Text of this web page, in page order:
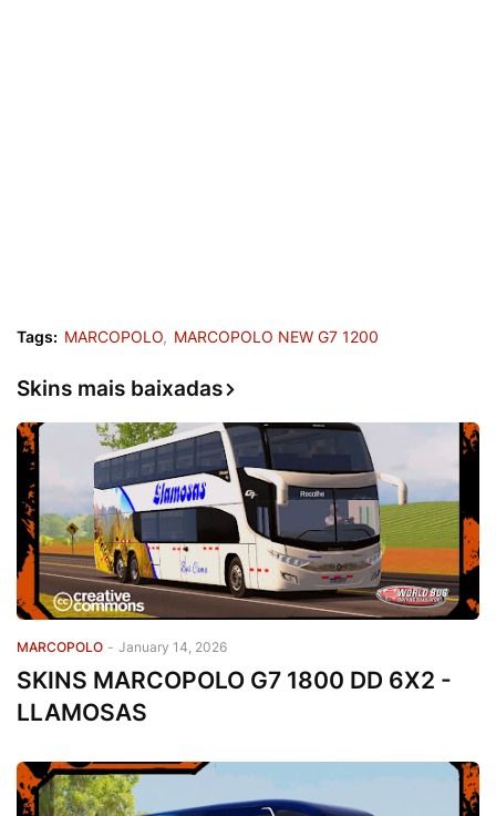
Tags: MARCOPOLO MARCOPOLO NEW G7 1200
Skins mais baixadas
MARCOPOLO - January 14, 2026
SKINS MARCOPOLO G7 1800 DD 6X2 -
LLAMOSAS